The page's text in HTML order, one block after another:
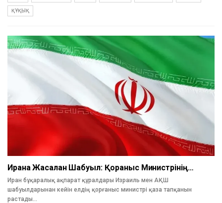
ҚҰҚЫҚ
Иранға Жасалған Шабуыл: Қорғаныс Министрінің…
Иран бұқаралық ақпарат құралдары Израиль мен АҚШ
шабуылдарынан кейін елдің қорғаныс министрі қаза тапқанын
растады…